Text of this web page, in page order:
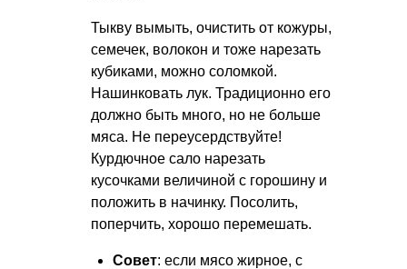
Тыкву вымыть, очистить от кожуры,
семечек, волокон и тоже нарезать
кубиками, можно соломкой.
Нашинковать лук. Традиционно его
должно быть много, но не больше
мяса. Не переусердствуйте!
Курдючное сало нарезать
кусочками величиной с горошину и
положить в начинку. Посолить,
поперчить, хорошо перемешать.
Совет: если мясо жирное, с